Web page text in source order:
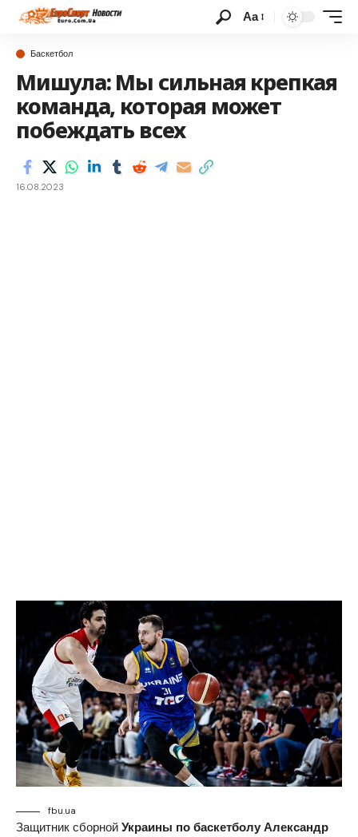
Аа
Баскетбол
Мишула: Мы сильная крепкая
команда, которая может
побеждать всех
16.08.2023
fbu.ua
Защитник сборной Украины по баскетболу Александр